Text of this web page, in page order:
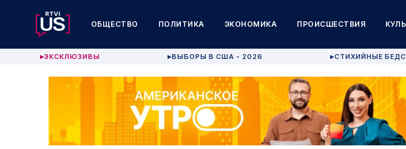
ОБЩЕСТВО ПОЛИТИКА ЭКОНОМИКА ПРОИСШЕСТВИЯ
▶ЭКСКЛЮЗИВЫ ▶ВЫБОРЫ В США - 2026 ▶СТИХИЙНЫЕ